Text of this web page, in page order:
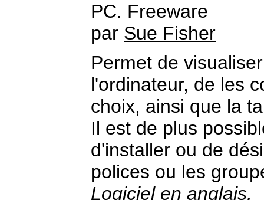
PC. Freeware
par Sue Fisher
Permet de
l'ordinateur, de les
choix, ainsi que la
Il est de plus
d'installer ou de
polices ou les
Logiciel en anglais.